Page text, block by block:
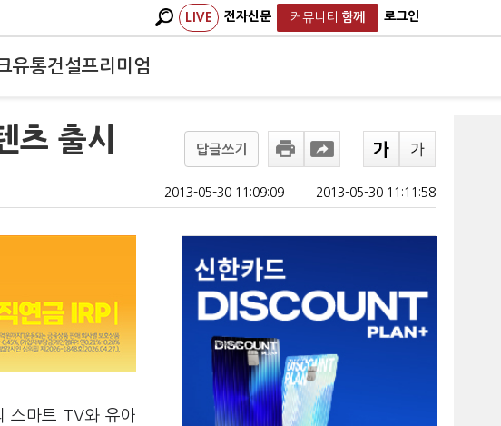
LIVE 전자신문 커뮤니티 함께 로그인
유통건설프리미엄
츠 출시 답글쓰기
2013-05-30 11:09:09 2013-05-30 11:11:58
스마트 TV와 유아